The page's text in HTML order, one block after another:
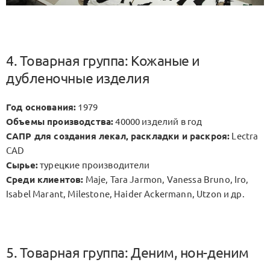
4. Товарная группа: Кожаные и
дубленочные изделия
Год основания: 1979
Объемы производства:40000 изделий в год
САПР для создания лекал, раскладки и раскроя: Lectra
CAD
Сырье:турецкие производители
Среди клиентов: Maje, Tara Jarmon, Vanessa Bruno, Iro,
Isabel Marant, Milestone, Haider Ackermann, Utzon и др.
5. Товарная группа: Деним, нон-деним